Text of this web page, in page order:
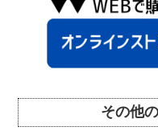
その他